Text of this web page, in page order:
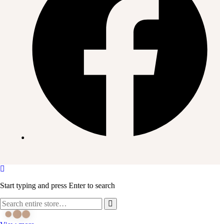
Start typing and press Enter to search